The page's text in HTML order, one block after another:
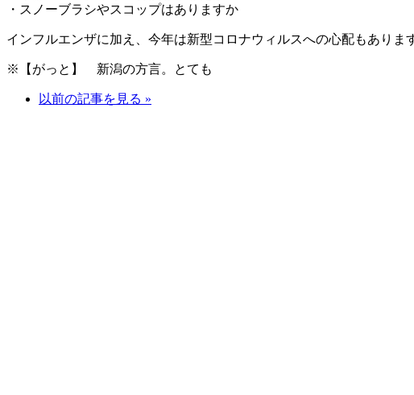
・スノーブラシやスコップはありますか
インフルエンザに加え、今年は新型コロナウィルスへの心配もありま
※【がっと】 新潟の方言。とても
以前の記事を見る »